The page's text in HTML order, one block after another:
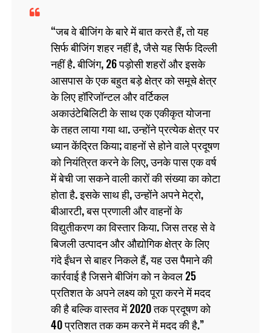
जब वे बीजिंग के बारे में बात करते हैं, तो यह
सिर्फ बीजिंग शहर नहीं है, जैसे यह सिर्फ दिल्ली
नहीं है. बीजिंग, 26 पड़ोसी शहरों और इसके
आसपास के एक बहुत बड़े क्षेत्र को समूचे क्षेत्र
के लिए हॉरिजॉन्टल और वर्टिकल
अकाउंटेबिलिटी के साथ एक एकीकृत योजना
के तहत लाया गया था. उन्होंने प्रत्येक क्षेत्र पर
ध्यान केंद्रित किया; वाहनों से होने वाले प्रदूषण
को नियंत्रित करने के लिए, उनके पास एक वर्ष
में बेची जा सकने वाली कारों की संख्या का कोटा
होता है. इसके साथ ही, उन्होंने अपने मेट्रो,
बीआरटी, बस प्रणाली और वाहनों के
विद्युतीकरण का विस्तार किया. जिस तरह से वे
बिजली उत्पादन और औद्योगिक क्षेत्र के लिए
गंदे ईंधन से बाहर निकले हैं, यह उस पैमाने की
कार्रवाई है जिसने बीजिंग को न केवल 25
प्रतिशत के अपने लक्ष्य को पूरा करने में मदद
की है बल्कि वास्तव में 2020 तक प्रदूषण को
40 प्रतिशत तक कम करने में मदद की है.